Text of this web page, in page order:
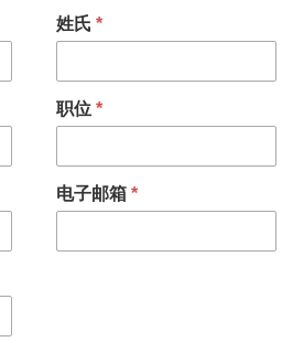
姓氏 *
职位 *
电子邮箱 *